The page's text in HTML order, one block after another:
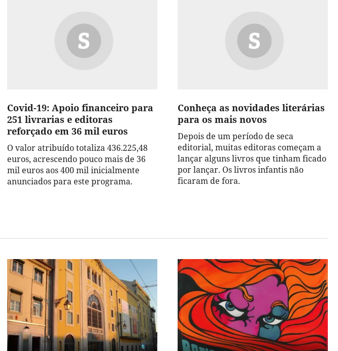
Covid-19: Apoio financeiro para
251 livrarias e editoras
reforçado em 36 mil euros
O valor atribuído totaliza 436.225,48
euros, acrescendo pouco mais de 36
mil euros aos 400 mil inicialmente
anunciados para este programa.
Conheça as novidades literárias
para os mais novos
Depois de um período de seca
editorial, muitas editoras começam a
lançar alguns livros que tinham ficado
por lançar. Os livros infantis não
ficaram de fora.